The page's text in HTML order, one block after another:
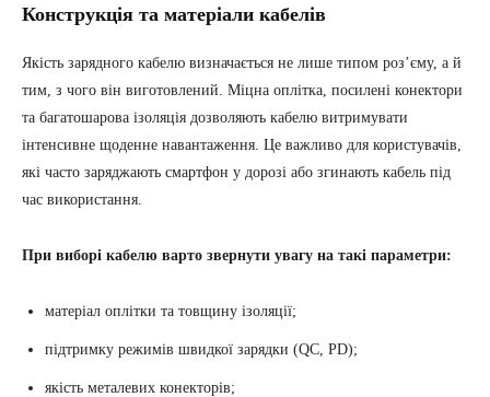
Конструкція та матеріали кабелів
Якість зарядного кабелю визначається не лише типом роз’єму, а й
тим, з чого він виготовлений. Міцна оплітка, посилені конектори
та багатошарова ізоляція дозволяють кабелю витримувати
інтенсивне щоденне навантаження. Це важливо для користувачів,
які часто заряджають смартфон у дорозі або згинають кабель під
час використання.
При виборі кабелю варто звернути увагу на такі параметри:
матеріал оплітки та товщину ізоляції;
підтримку режимів швидкої зарядки (QC, PD);
якість металевих конекторів;